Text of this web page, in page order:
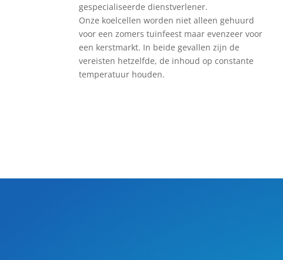
gespecialiseerde dienstverlener.
Onze koelcellen worden niet alleen gehuurd
voor een zomers tuinfeest maar evenzeer voor
een kerstmarkt. In beide gevallen zijn de
vereisten hetzelfde, de inhoud op constante
temperatuur houden.